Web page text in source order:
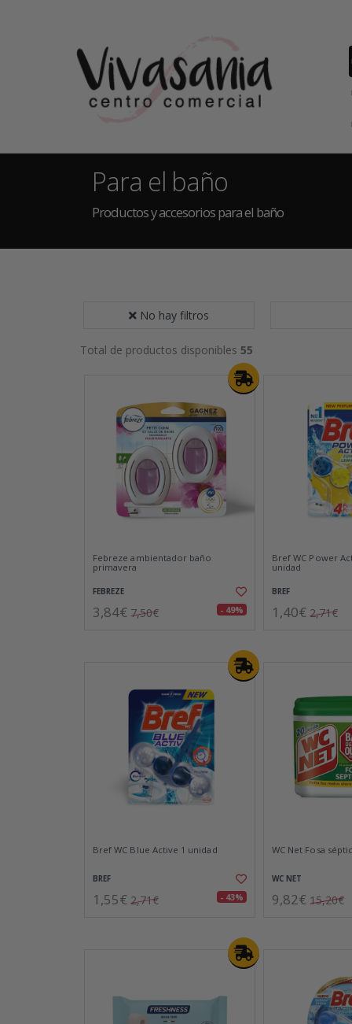
Para el baño
Productos y accesorios para el baño
No hay filtros
Total de productos disponibles 55
Febreze ambientador baño
primavera
FEBREZE
3,84€ 7,50€ - 49%
Bref WC Power
unidad
BREF
1,40€ 2,71€
Bref WC Blue Active 1 unidad
BREF
1,55€ 2,71€ - 43%
WC Net Fosa
WC NET
9,82€ 15,20€